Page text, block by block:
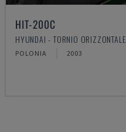
HIT-200C
HYUNDAI - TORNIO ORIZZONTALE
POLONIA 2003